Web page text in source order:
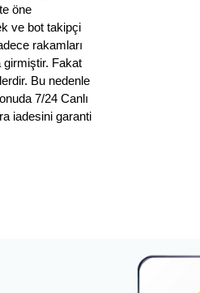
öne
ve bot takipçi
rakamları
girmiştir. Fakat
Bu nedenle
7/24 Canlı
iadesini garanti